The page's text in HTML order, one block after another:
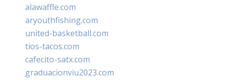
alawaffle.com
aryouthfishing.com
united-basketball.com
tios-tacos.com
cafecito-satx.com
graduacionviu2023.com